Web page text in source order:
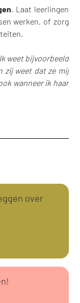
. Laat leerlingen
werken, of zorg
weet bijvoorbeeld
zij weet dat ze mij
wanneer ik haar
over